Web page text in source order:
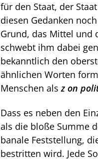
für den Staat, der
diesen Gedanken
Grund, das Mittel und
schwebt ihm dabei
bekanntlich den
ähnlichen Worten
Menschen alsz on
Dass es neben den
als die bloße Summe
banale Feststellung,
bestritten wird. Jede